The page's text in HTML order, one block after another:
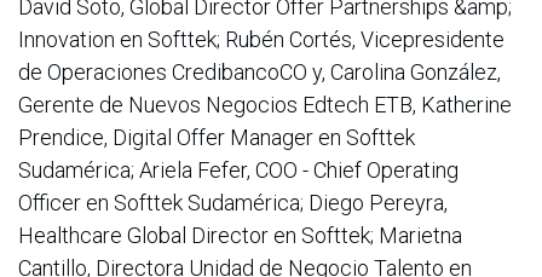
David Soto, Global Director Offer Partnerships &amp;
Innovation en Softtek; Rubén Cortés, Vicepresidente
de Operaciones CredibancoCO y, Carolina González,
Gerente de Nuevos Negocios Edtech ETB, Katherine
Prendice, Digital Offer Manager en Softtek
Sudamérica; Ariela Fefer, COO - Chief Operating
Officer en Softtek Sudamérica; Diego Pereyra,
Healthcare Global Director en Softtek; Marietna
Cantillo, Directora Unidad de Negocio Talento en